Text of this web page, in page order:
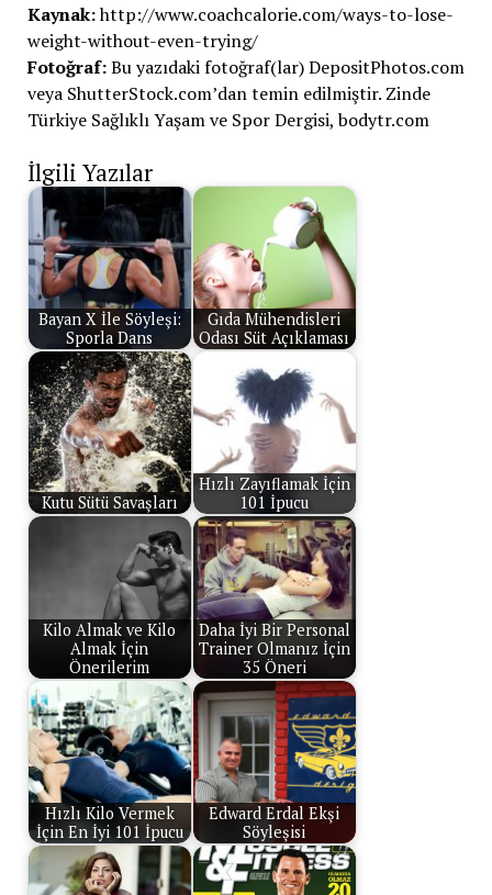
Kaynak:http://www.coachcalorie.com/ways-to-lose-
weight-without-even-trying/
Fotoğraf:Bu yazıdaki fotoğraf(lar) DepositPhotos.com
veya ShutterStock.com’dan temin edilmiştir. Zinde
Türkiye Sağlıklı Yaşam ve Spor Dergisi, bodytr.com
İlgili Yazılar
Bayan X İle Söyleşi:
Sporla Dans
Gıda Mühendisleri
Odası Süt Açıklaması
Kutu Sütü Savaşları
Hızlı Zayıflamak İçin
101 İpucu
Kilo Almak ve Kilo
Almak İçin
Önerilerim
Daha İyi Bir Personal
Trainer Olmanız İçin
35 Öneri
Hızlı Kilo Vermek
İçin En İyi 101 İpucu
Edward Erdal Ekşi
Söyleşisi